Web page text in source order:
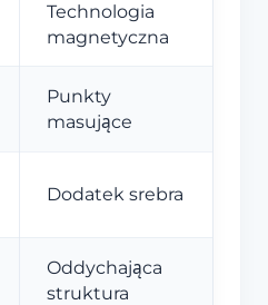
Technologia
magnetyczna
Punkty
masujące
Dodatek srebra
Oddychająca
struktura